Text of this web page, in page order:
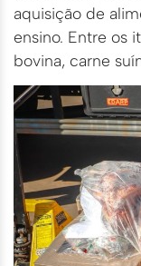
aquisição de
ensino. Entre os
bovina, carne